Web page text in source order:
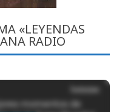
«LEYENDAS
RADIO